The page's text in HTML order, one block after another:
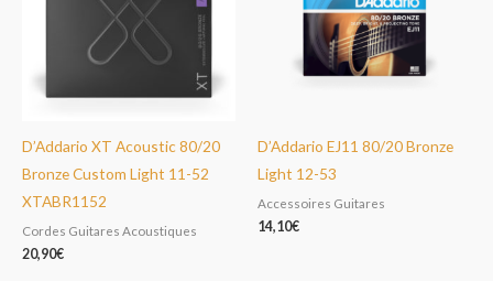
D’Addario XT Acoustic 80/20
Bronze Custom Light 11-52
XTABR1152
Cordes Guitares Acoustiques
20,90€
D’Addario EJ11 80/20 Bronze
Light 12-53
Accessoires Guitares
14,10€